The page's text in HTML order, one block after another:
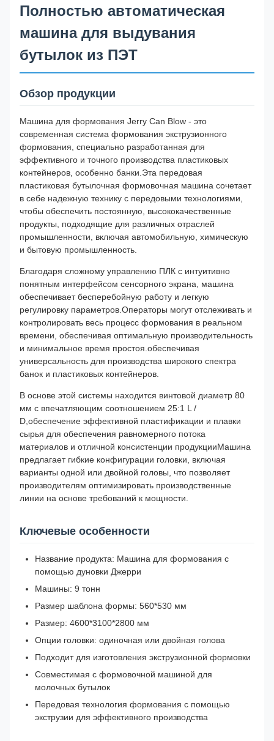
Полностью автоматическая
машина для выдувания
бутылок из ПЭТ
Обзор продукции
Машина для формования Jerry Can Blow - это
современная система формования экструзионного
формования, специально разработанная для
эффективного и точного производства пластиковых
контейнеров, особенно банки.Эта передовая
пластиковая бутылочная формовочная машина сочетает
в себе надежную технику с передовыми технологиями,
чтобы обеспечить постоянную, высококачественные
продукты, подходящие для различных отраслей
промышленности, включая автомобильную, химическую
и бытовую промышленность.
Благодаря сложному управлению ПЛК с интуитивно
понятным интерфейсом сенсорного экрана, машина
обеспечивает бесперебойную работу и легкую
регулировку параметров.Операторы могут отслеживать и
контролировать весь процесс формования в реальном
времени, обеспечивая оптимальную производительность
и минимальное время простоя.обеспечивая
универсальность для производства широкого спектра
банок и пластиковых контейнеров.
В основе этой системы находится винтовой диаметр 80
мм с впечатляющим соотношением 25:1 L /
D,обеспечение эффективной пластификации и плавки
сырья для обеспечения равномерного потока
материалов и отличной консистенции продукцииМашина
предлагает гибкие конфигурации головки, включая
варианты одной или двойной головы, что позволяет
производителям оптимизировать производственные
линии на основе требований к мощности.
Ключевые особенности
Название продукта: Машина для формования с
помощью дуновки Джерри
Машины: 9 тонн
Размер шаблона формы: 560*530 мм
Размер: 4600*3100*2800 мм
Опции головки: одиночная или двойная голова
Подходит для изготовления экструзионной формовки
Совместимая с формовочной машиной для
молочных бутылок
Передовая технология формования с помощью
экструзии для эффективного производства